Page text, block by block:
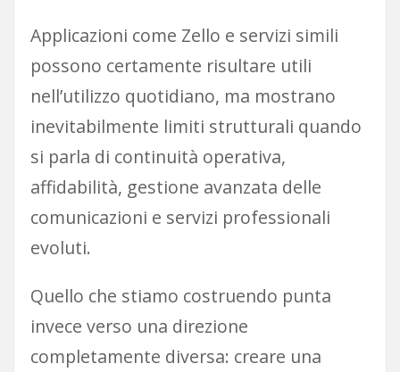
Applicazioni come Zello e servizi simili
possono certamente risultare utili
nell’utilizzo quotidiano, ma mostrano
inevitabilmente limiti strutturali quando
si parla di continuità operativa,
affidabilità, gestione avanzata delle
comunicazioni e servizi professionali
evoluti.
Quello che stiamo costruendo punta
invece verso una direzione
completamente diversa: creare una